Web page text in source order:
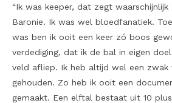
“Ik was keeper, dat zegt waarschijnlijk
Baronie. Ik was wel bloedfanatiek.
was ben ik ooit een keer zó boos
verdediging, dat ik de bal in eigen
veld afliep. Ik heb altijd wel een zwak
gehouden. Zo heb ik ooit een
gemaakt. Een elftal bestaat uit 10 plus